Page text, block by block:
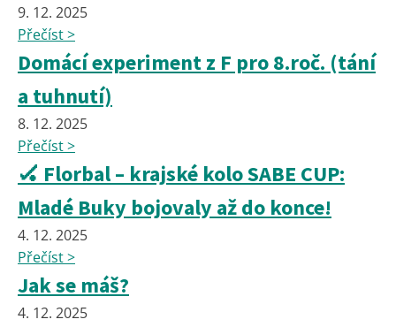
9. 12. 2025
Přečíst >
Domácí experiment z F pro 8.roč. (tání
a tuhnutí)
8. 12. 2025
Přečíst >
🏑 Florbal – krajské kolo SABE CUP:
Mladé Buky bojovaly až do konce!
4. 12. 2025
Přečíst >
Jak se máš?
4. 12. 2025